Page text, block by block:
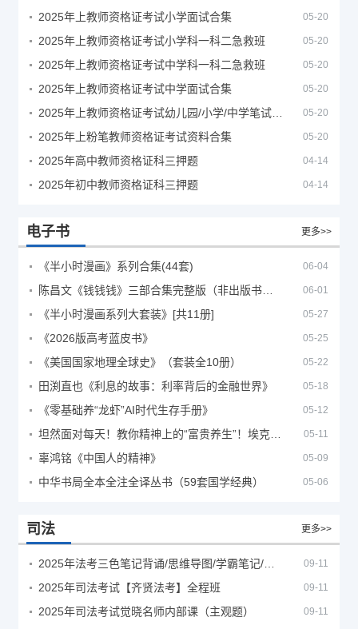
2025年上教师资格证考试小学面试合集 05-20
2025年上教师资格证考试小学科一科二急救班 05-20
2025年上教师资格证考试中学科一科二急救班 05-20
2025年上教师资格证考试中学面试合集 05-20
05-20
2025年上粉笔教师资格证考试资料合集 05-20
2025年高中教师资格证科三押题 04-14
2025年初中教师资格证科三押题 04-14
电子书 更多>>
《半小时漫画》系列合集(44套) 06-04
06-01
《半小时漫画系列大套装》[共11册] 05-27
《2026版高考蓝皮书》 05-25
《美国国家地理全球史》（套装全10册） 05-22
田渕直也《利息的故事：利率背后的金融世界》 05-18
《零基础养“龙虾”AI时代生存手册》 05-12
05-11
辜鸿铭《中国人的精神》 05-09
中华书局全本全注全译丛书（59套国学经典） 05-06
司法 更多>>
09-11
2025年司法考试【齐贤法考】全程班 09-11
2025年司法考试觉晓名师内部课（主观题） 09-11